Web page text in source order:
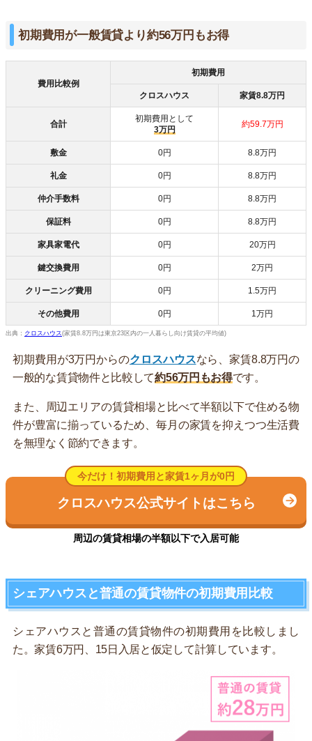
初期費用が一般賃貸より約56万円もお得
費用比較例
初期費用
クロスハウス 家賃8.8万円
合計
初期費用として
3万円
約59.7万円
敷金 0円 8.8万円
礼金 0円 8.8万円
仲介手数料 0円 8.8万円
保証料 0円 8.8万円
家具家電代 0円 20万円
鍵交換費用 0円 2万円
クリーニング費用 0円 1.5万円
その他費用 0円 1万円
出典： クロスハウス (家賃8.8万円は東京23区内の一人暮らし向け賃貸の平均値)
初期費用が3万円からのクロスハウスなら、家賃8.8万円の
一般的な賃貸物件と比較して約56万円もお得です。
また、周辺エリアの賃貸相場と比べて半額以下で住める物
件が豊富に揃っているため、毎月の家賃を抑えつつ生活費
を無理なく節約できます。
今だけ！初期費用と家賃1ヶ月が0円
クロスハウス公式サイトはこちら
周辺の賃貸相場の半額以下で入居可能
シェアハウスと普通の賃貸物件の初期費用比較
シェアハウスと普通の賃貸物件の初期費用を比較しまし
た。家賃6万円、15日入居と仮定して計算しています。